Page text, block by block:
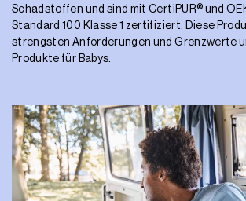
Schadstoffen und sind mit CertiPUR® und
Standard 100 Klasse 1 zertifiziert. Diese
strengsten Anforderungen und Grenzwerte
Produkte für Babys.